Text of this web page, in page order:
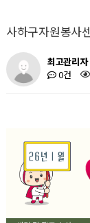
사하구자원봉사
최고관리자
0건